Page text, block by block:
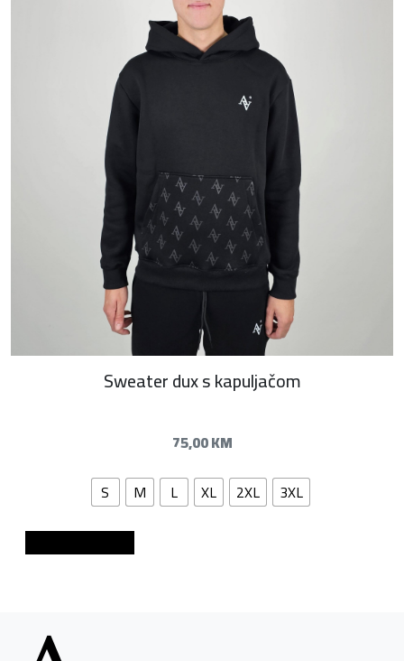
Sweater dux s kapuljačom
75,00KM
S
M L XL 2XL
3XL